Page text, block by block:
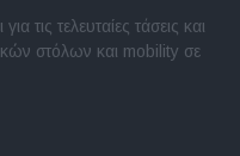
τις τελευταίες τάσεις και
στόλων και mobility σε